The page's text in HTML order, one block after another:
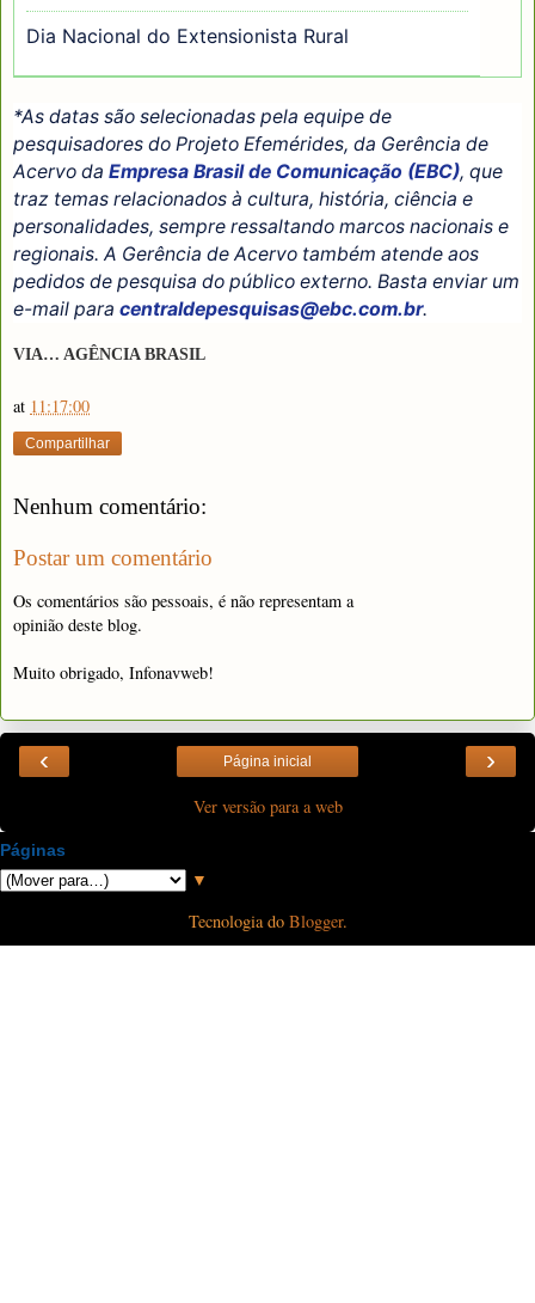
Dia Nacional do Extensionista Rural
*As datas são selecionadas pela equipe de
pesquisadores do Projeto Efemérides, da Gerência de
Acervo da Empresa Brasil de Comunicação (EBC), que
traz temas relacionados à cultura, história, ciência e
personalidades, sempre ressaltando marcos nacionais e
regionais. A Gerência de Acervo também atende aos
pedidos de pesquisa do público externo. Basta enviar um
e-mail para centraldepesquisas@ebc.com.br.
VIA… AGÊNCIA BRASIL
at 11:17:00
Compartilhar
Nenhum comentário:
Postar um comentário
Os comentários são pessoais, é não representam a
opinião deste blog.
Muito obrigado, Infonavweb!
‹ ›
Página inicial
Ver versão para a web
Páginas
▼
Tecnologia do Blogger.